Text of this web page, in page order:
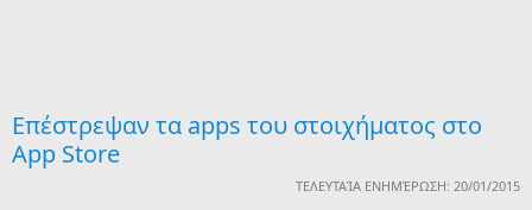
Eπέστρεψαν τα apps του στοιχήματος στο
App Store
ΤΕΛΕΥΤΑΊΑ ΕΝΗΜΈΡΩΣΗ: 20/01/2015